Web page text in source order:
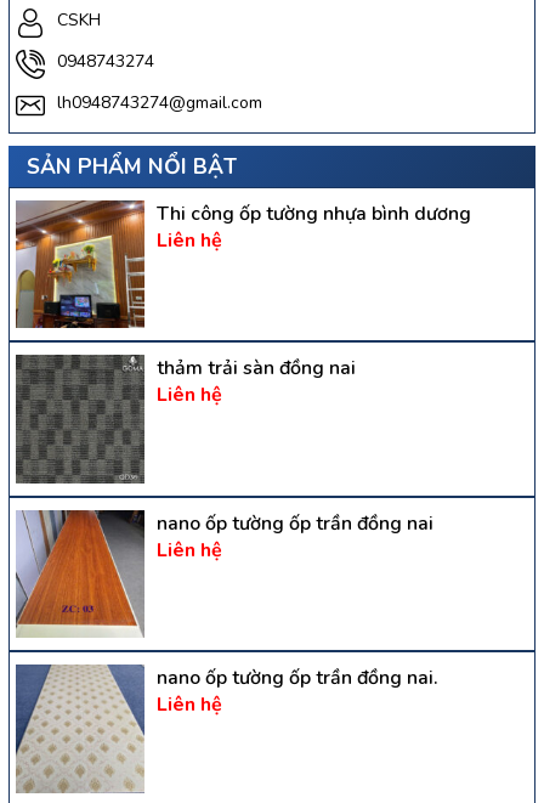
CSKH
0948743274
lh0948743274@gmail.com
SẢN PHẨM NỔI BẬT
Thi công ốp tường nhựa bình dương
Liên hệ
thảm trải sàn đồng nai
Liên hệ
nano ốp tường ốp trần đồng nai
Liên hệ
nano ốp tường ốp trần đồng nai.
Liên hệ